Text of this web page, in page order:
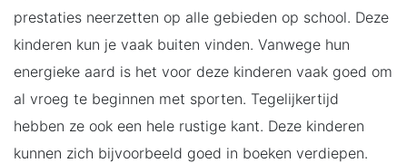
prestaties neerzetten op alle gebieden op school. Deze
kinderen kun je vaak buiten vinden. Vanwege hun
energieke aard is het voor deze kinderen vaak goed om
al vroeg te beginnen met sporten. Tegelijkertijd
hebben ze ook een hele rustige kant. Deze kinderen
kunnen zich bijvoorbeeld goed in boeken verdiepen.